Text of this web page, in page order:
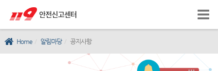
Home 알림마당 공지사항